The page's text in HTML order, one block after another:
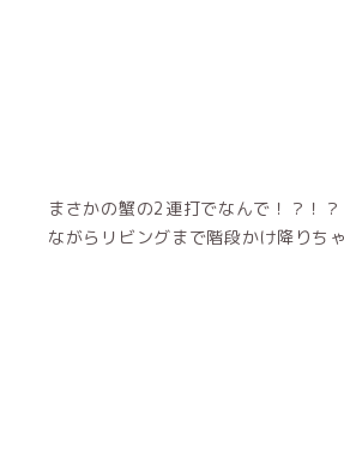
まさかの蟹の2連打でなんで！？！
ながらリビングまで階段かけ降りちゃ